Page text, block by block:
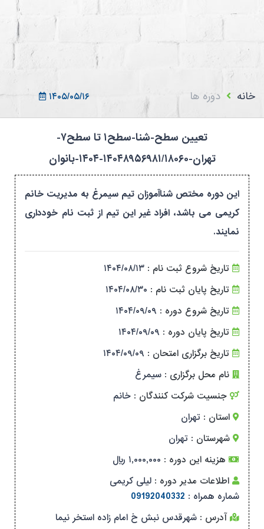
۱۴۰۵/۰۵/۱۶
خانه دوره ها
تعیین سطح-شنا-سطح۱ تا سطح۷-
تهران-۱۴۰۴۸۹۵۶۹۸۱/۱۸۰۶۰-۱۴۰۴-بانوان
این دوره مختص شناآموزان تیم سیمرغ به مدیریت خانم
کریمی می باشد، افراد غیر این تیم از ثبت نام خودداری
نمایند.
تاریخ شروع ثبت نام : ۱۴۰۴/۰۸/۱۳
تاریخ پایان ثبت نام : ۱۴۰۴/۰۸/۳۰
تاریخ شروع دوره : ۱۴۰۴/۰۹/۰۹
تاریخ پایان دوره : ۱۴۰۴/۰۹/۰۹
تاریخ برگزاری امتحان : ۱۴۰۴/۰۹/۰۹
نام محل برگزاری : سیمرغ
جنسیت شرکت کنندگان : خانم
استان : تهران
شهرستان : تهران
هزینه این دوره : ۱,۰۰۰,۰۰۰ ریال
اطلاعات مدیر دوره : لیلی کریمی
شماره همراه : 09192040332
آدرس : شهرقدس نبش خ امام زاده استخر نیما